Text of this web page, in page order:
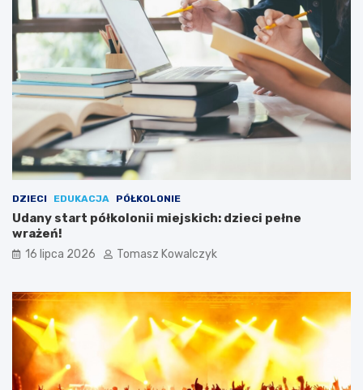
DZIECI EDUKACJA PÓŁKOLONIE
Udany start półkolonii miejskich: dzieci pełne
wrażeń!
16 lipca 2026 Tomasz Kowalczyk